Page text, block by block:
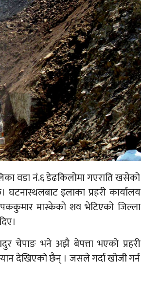
वडा नं.६ डेढकिलोमा गएराति खसेको
घटनास्थलबाट इलाका प्रहरी कार्यालय
मास्केको शव भेटिएको जिल्ला
चेपाङ भने अझै बेपत्ता भएको प्रहरी
देखिएको छैन् । जसले गर्दा खोजी गर्न